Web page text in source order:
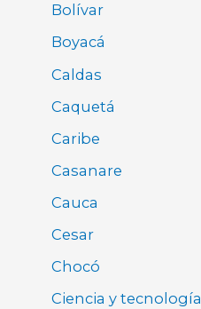
Bolívar
Boyacá
Caldas
Caquetá
Caribe
Casanare
Cauca
Cesar
Chocó
Ciencia y tecnología